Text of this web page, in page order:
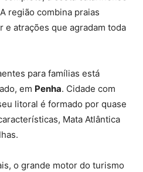
região combina praias
e atrações que agradam toda
para famílias está
em Penha. Cidade com
litoral é formado por quase
Mata Atlântica
o grande motor do turismo